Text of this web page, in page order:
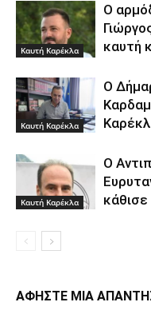
Καυτή Καρέκλα
Ο
καυτή
Καυτή Καρέκλα
Ο
Καυτή Καρέκλα
Ο
κάθισε
ΑΦΗΣΤΕ ΜΙΑ